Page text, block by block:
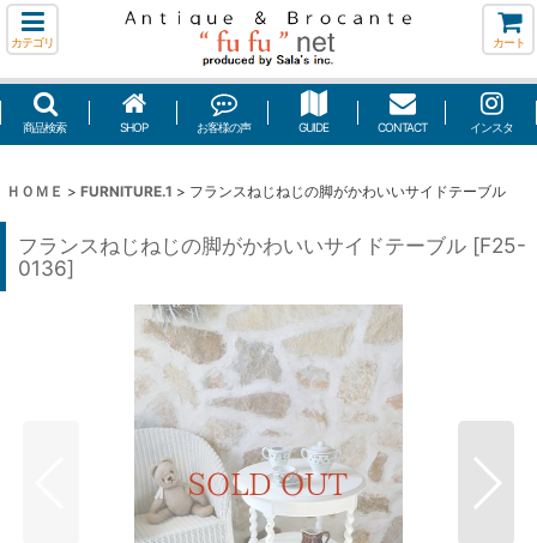
カテゴリ カート
商品検索 SHOP お客様の声 GUIDE CONTACT インスタ
ＨＯＭＥ > FURNITURE.1 > フランスねじねじの脚がかわいいサイドテーブル
フランスねじねじの脚がかわいいサイドテーブル [F25-
0136]